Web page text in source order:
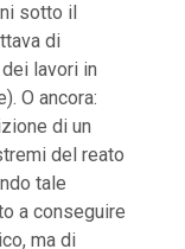
sotto il
di
lavori in
O ancora:
di un
del reato
tale
a conseguire
ma di